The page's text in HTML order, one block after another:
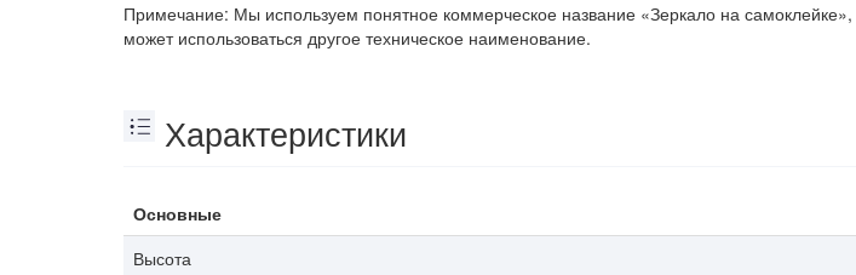
Примечание: Мы используем понятное коммерческое название «Зеркало на
может использоваться другое техническое наименование.
Характеристики
Основные
Высота